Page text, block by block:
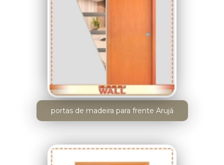
portas de madeira para frente Arujá